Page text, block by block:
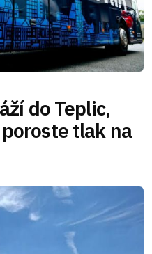
do Teplic,
tlak na